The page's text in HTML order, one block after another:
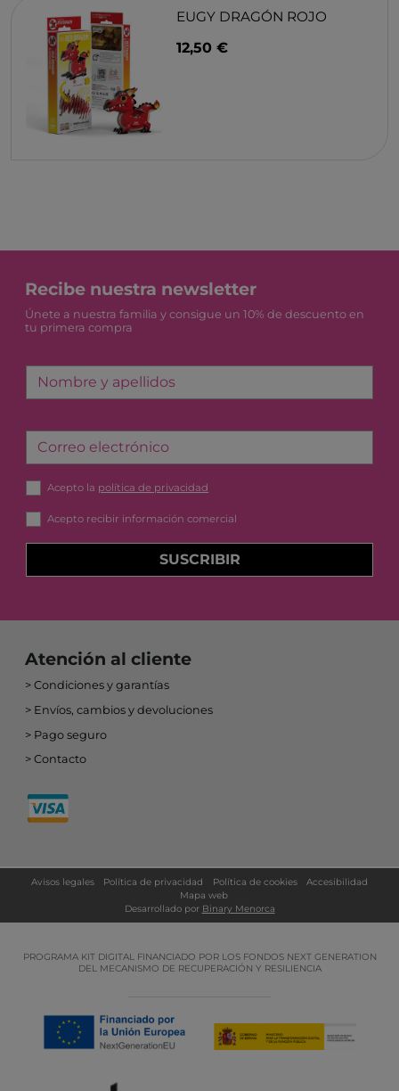
EUGY DRAGÓN ROJO
12,50 €
Recibe nuestra newsletter
Únete a nuestra familia y consigue un 10% de descuento en
tu primera compra
Nombre y apellidos
Correo electrónico
Acepto la política de privacidad
Acepto recibir información comercial
SUSCRIBIR
Atención al cliente
Condiciones y garantías
Envíos, cambios y devoluciones
Pago seguro
Contacto
Avisos legales Política de privacidad Política de cookies
Accesibilidad
Mapa web
Desarrollado por Binary Menorca
PROGRAMA KIT DIGITAL FINANCIADO POR LOS FONDOS NEXT GENERATION
DEL MECANISMO DE RECUPERACIÓN Y RESILIENCIA